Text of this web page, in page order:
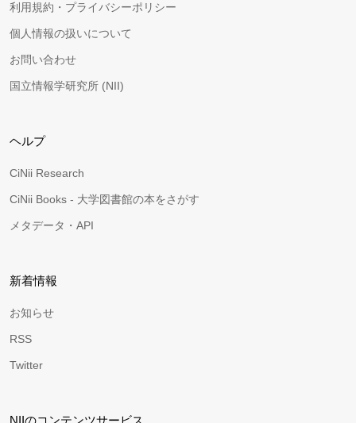
利用規約・プライバシーポリシー
個人情報の扱いについて
お問い合わせ
国立情報学研究所 (NII)
ヘルプ
CiNii Research
CiNii Books - 大学図書館の本をさがす
メタデータ・API
新着情報
お知らせ
RSS
Twitter
NIIのコンテンツサービス